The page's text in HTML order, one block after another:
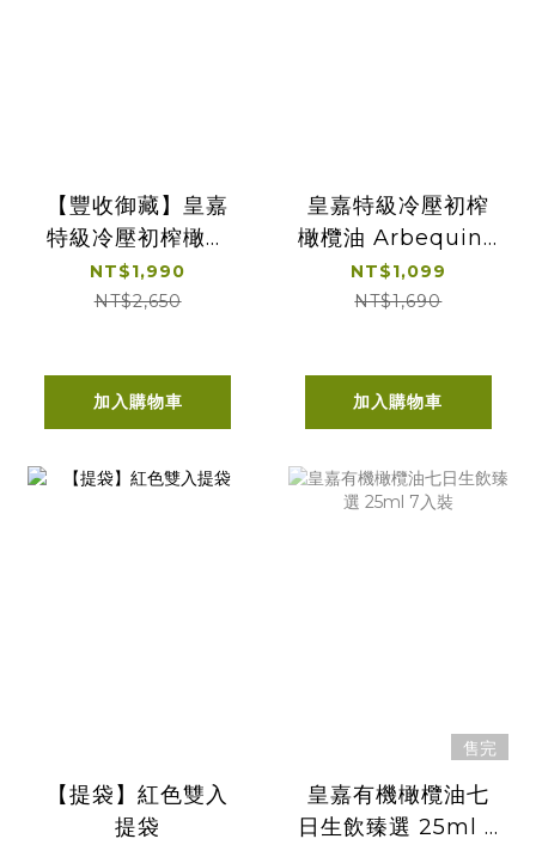
【豐收御藏】皇嘉
特級冷壓初榨橄欖
油 雙入組
NT$1,990
NT$2,650
加入購物車
皇嘉特級冷壓初榨
橄欖油 Arbequina
500ml 單入經典提
盒
NT$1,099
NT$1,690
加入購物車
【提袋】紅色雙入
提袋
售完
皇嘉有機橄欖油七
日生飲臻選 25ml 7